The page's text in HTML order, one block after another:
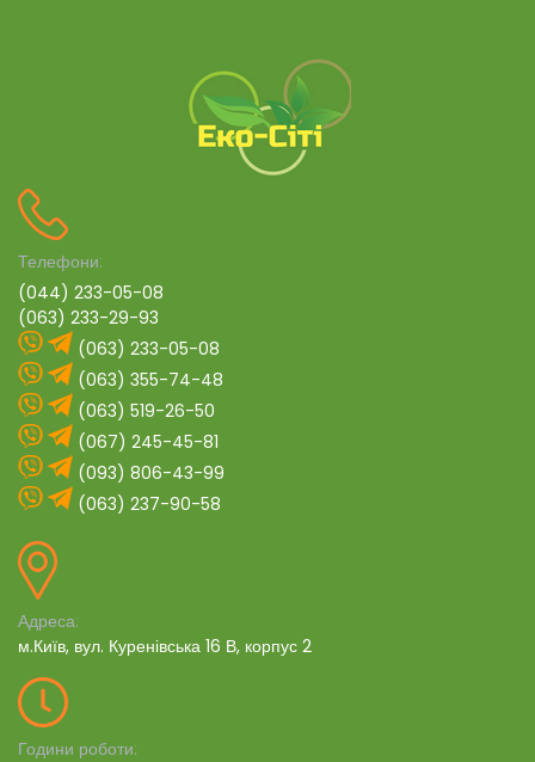
Телефони:
(044) 233-05-08
(063) 233-29-93
(063) 233-05-08
(063) 355-74-48
(063) 519-26-50
(067) 245-45-81
(093) 806-43-99
(063) 237-90-58
Адреса:
м.Київ, вул. Куренівська 16 В, корпус 2
Години роботи: